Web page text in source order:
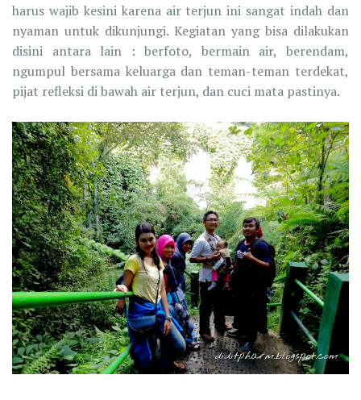
harus wajib kesini karena air terjun ini sangat indah dan
nyaman untuk dikunjungi. Kegiatan yang bisa dilakukan
disini antara lain : berfoto, bermain air, berendam,
ngumpul bersama keluarga dan teman-teman terdekat,
pijat refleksi di bawah air terjun, dan cuci mata pastinya.